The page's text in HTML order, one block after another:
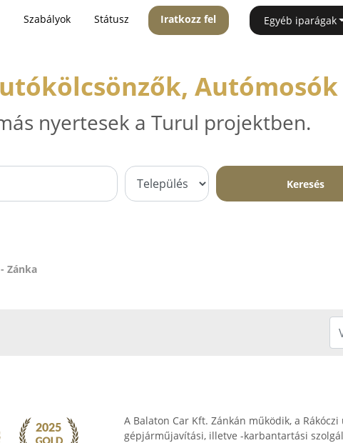
Szabályok Státusz Iratkozz fel Egyéb iparágak
Autómosók
nyertesek a Turul projektben.
Keresés
Zánka
A Balaton Car Kft. Zánkán működik, a
gépjárműjavítási, illetve -karbantartási